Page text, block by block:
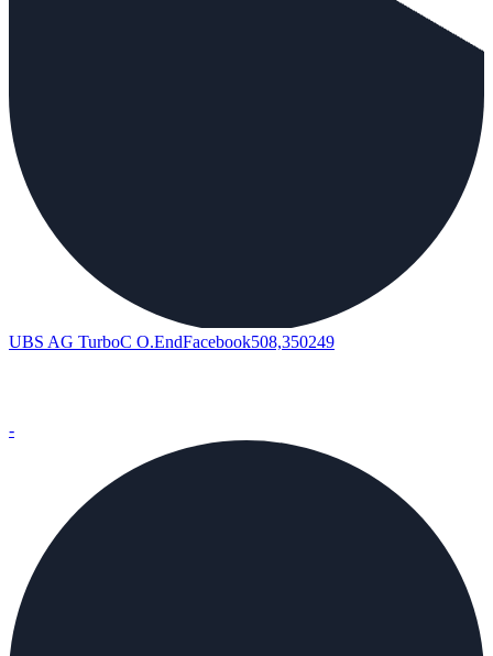
UBS AG TurboC O.EndFacebook508,350249
-